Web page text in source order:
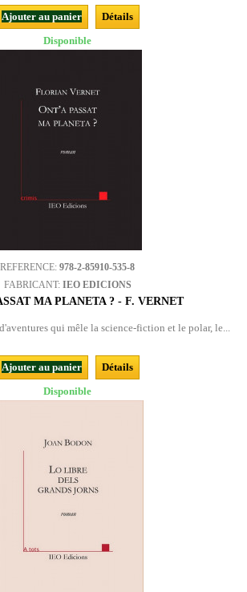
Ajouter au panier
Détails
Disponible
REFERENCE: 978-2-85910-535-8
FABRICANT: IEO EDICIONS
MA PLANETA ? - F. VERNET
qui mêle la science-fiction et le polar, le...
Ajouter au panier
Détails
Disponible